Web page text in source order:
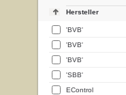
Hersteller
'BVB'
'BVB'
'BVB'
'SBB'
EControl